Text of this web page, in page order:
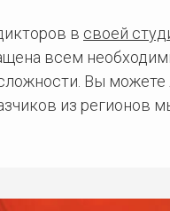
в своей
всем
Вы можете
из регионов